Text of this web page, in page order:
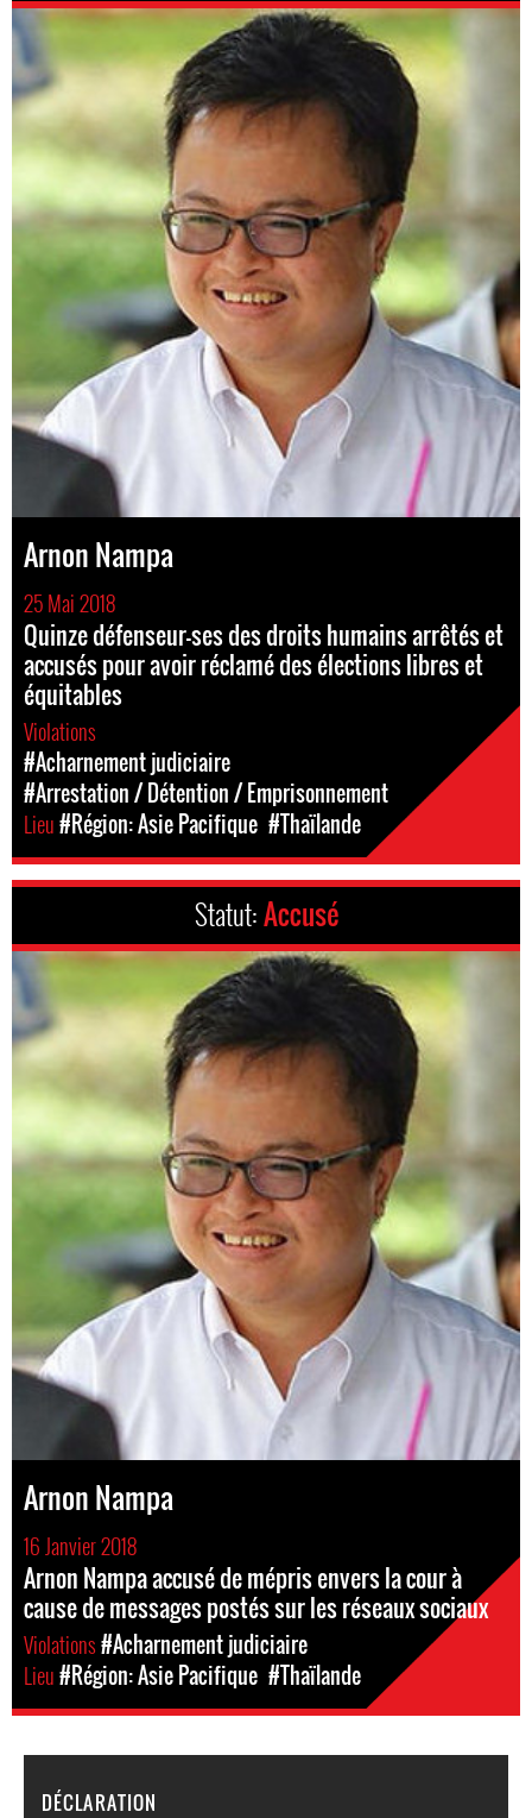
Arnon Nampa
25 Mai 2018
Quinze défenseur-ses des droits humains arrêtés et
accusés pour avoir réclamé des élections libres et
équitables
Violations
#Acharnement judiciaire
#Arrestation / Détention / Emprisonnement
Lieu#Région: Asie Pacifique #Thaïlande
Statut:Accusé
Arnon Nampa
16 Janvier 2018
Arnon Nampa accusé de mépris envers la cour à
cause de messages postés sur les réseaux sociaux
Violations#Acharnement judiciaire
Lieu#Région: Asie Pacifique #Thaïlande
DÉCLARATION